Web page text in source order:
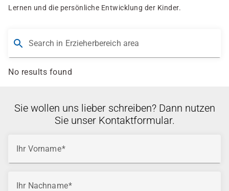
Lernen und die persönliche Entwicklung der Kinder.
Search in Erzieherbereich area
No results found
Sie wollen uns lieber schreiben? Dann nutzen
Sie unser Kontaktformular.
Ihr Vorname
Ihr Nachname